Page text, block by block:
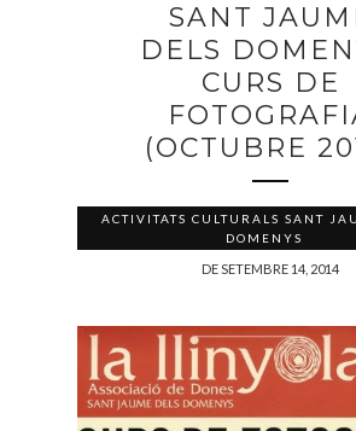
SANT
DELS
CURS DE
(OCTUBRE
ACTIVITATS CULTURALS SANT
DOMENYS
DE SETEMBRE 14, 2014